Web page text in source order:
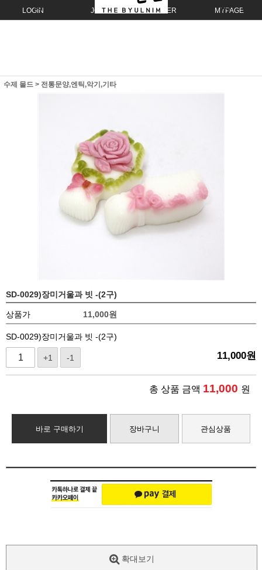
LOGIN JOIN ORDER MYPAGE
수제 몰드 > 전통문양,엔틱,악기,기타
SD-0029)장미거울과 빗 -(2구)
상품가 11,000원
SD-0029)장미거울과 빗 -(2구)
+1 -1 11,000원
총 상품 금액 11,000 원
바로 구매하기 장바구니 관심상품
확대보기